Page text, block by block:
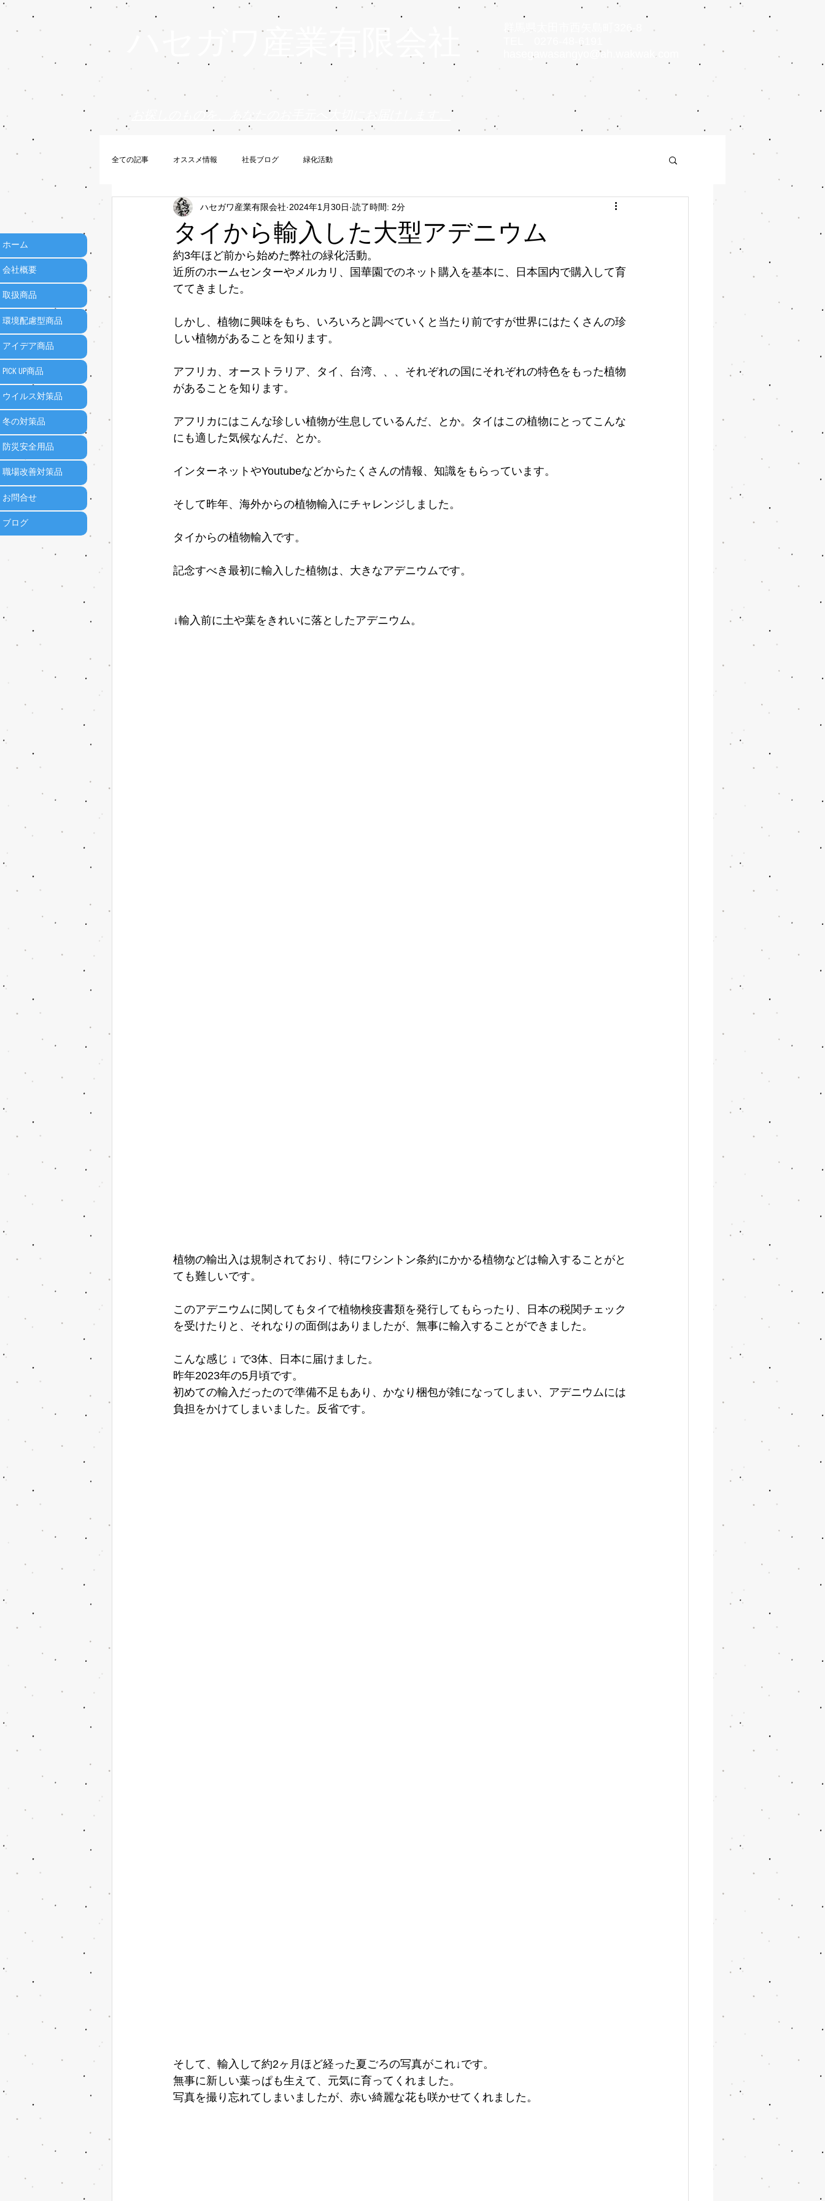
ハセガワ産業有限会社
群馬県太田市西矢島町326-8
hasegawasangyo@ah.wakwak.com
お探しのものを、あなたのお手元へ大切にお届けします。
全ての記事 オススメ情報 社長ブログ 緑化活動
タイから輸入した大型アデニウム
ハセガワ産業有限会社 2024年1月30日 読了時間: 2分
約3年ほど前から始めた弊社の緑化活動。
近所のホームセンターやメルカリ、国華園でのネット購入を基本に、日本国内で購入して育
ててきました。
しかし、植物に興味をもち、いろいろと調べていくと当たり前ですが世界にはたくさんの珍
しい植物があることを知ります。
アフリカ、オーストラリア、タイ、台湾、、、それぞれの国にそれぞれの特色をもった植物
があることを知ります。
アフリカにはこんな珍しい植物が生息しているんだ、とか。タイはこの植物にとってこんな
にも適した気候なんだ、とか。
インターネットやYoutubeなどからたくさんの情報、知識をもらっています。
そして昨年、海外からの植物輸入にチャレンジしました。
タイからの植物輸入です。
記念すべき最初に輸入した植物は、大きなアデニウムです。
↓輸入前に土や葉をきれいに落としたアデニウム。
植物の輸出入は規制されており、特にワシントン条約にかかる植物などは輸入することがと
ても難しいです。
このアデニウムに関してもタイで植物検疫書類を発行してもらったり、日本の税関チェック
を受けたりと、それなりの面倒はありましたが、無事に輸入することができました。
こんな感じ ↓ で3体、日本に届けました。
昨年2023年の5月頃です。
初めての輸入だったので準備不足もあり、かなり梱包が雑になってしまい、アデニウムには
負担をかけてしまいました。反省です。
そして、輸入して約2ヶ月ほど経った夏ごろの写真がこれ↓です。
無事に新しい葉っぱも生えて、元気に育ってくれました。
写真を撮り忘れてしまいましたが、赤い綺麗な花も咲かせてくれました。
ホーム
会社概要
取扱商品
環境配慮型商品
アイデア商品
PICK UP商品
ウイルス対策品
冬の対策品
防災安全用品
職場改善対策品
お問合せ
ブログ